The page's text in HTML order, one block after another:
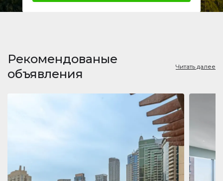
Рекомендованые
объявления
Читать далее